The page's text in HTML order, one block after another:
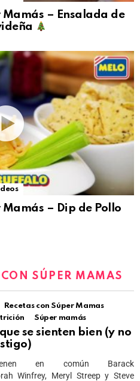
Mamás – Ensalada de
Mamás – Dip de Pollo
CON SÚPER MAMAS
Recetas con Súper Mamas
Súper mamás
se sienten bien (y no
en común Barack
Winfrey, Meryl Streep y Steve